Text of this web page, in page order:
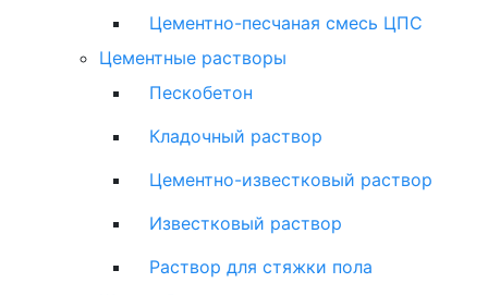
Цементно-песчаная смесь ЦПС
Цементные растворы
Пескобетон
Кладочный раствор
Цементно-известковый раствор
Известковый раствор
Раствор для стяжки пола